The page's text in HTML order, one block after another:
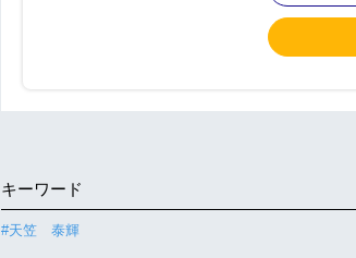
キーワード
#天笠 泰輝